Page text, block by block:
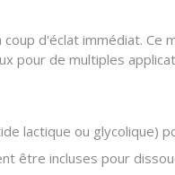
d'éclat immédiat. Ce
pour de multiples
lactique ou glycolique)
être incluses pour